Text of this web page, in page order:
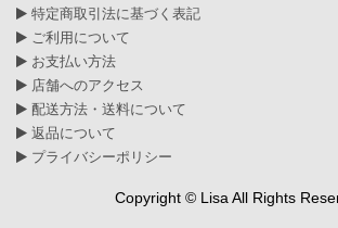
特定商取引法に基づく表記
ご利用について
お支払い方法
店舗へのアクセス
配送方法・送料について
返品について
プライバシーポリシー
Copyright © Lisa All Rights